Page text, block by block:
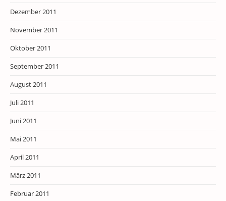
Dezember 2011
November 2011
Oktober 2011
September 2011
August 2011
Juli 2011
Juni 2011
Mai 2011
April 2011
März 2011
Februar 2011